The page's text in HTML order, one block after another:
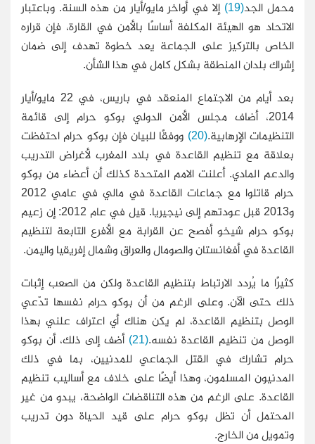
محمل الجد(19)
إلا في أواخر مايو/أيار من هذه السنة. وباعتبار
الاتحاد هو الهيئة المكلفة أساسًا بالأمن في القارة، فإن قراره
الخاص بالتركيز على الجماعة يعد خطوة تهدف إلى ضمان
إشراك بلدان المنطقة بشكل كامل في هذا الشأن.
بعد أيام من الاجتماع المنعقد في باريس، في 22 مايو/أيار
2014، أضاف مجلس الأمن الدولي بوكو حرام إلى قائمة
التنظيمات الإرهابية.(20)
ووفقًا للبيان فإن بوكو حرام احتفظت
بعلاقة مع تنظيم القاعدة في بلاد المغرب لأغراض التدريب
والدعم المادي. أعلنت الامم المتحدة كذلك أن أعضاء من بوكو
حرام قاتلوا مع جماعات القاعدة في مالي في عامي 2012
و2013 قبل عودتهم إلى نيجيريا. قيل في عام 2012: إن زعيم
بوكو حرام شيخو أفصح عن القرابة مع الأفرع التابعة لتنظيم
القاعدة في أفغانستان والصومال والعراق وشمال إفريقيا واليمن.
كثيرًا ما يُردد الارتباط بتنظيم القاعدة ولكن من الصعب إثبات
ذلك حتى الآن. وعلى الرغم من أن بوكو حرام نفسها تدّعي
الوصل بتنظيم القاعدة، لم يكن هناك أي اعتراف علني بهذا
الوصل من تنظيم القاعدة نفسه.(21)
أضف إلى ذلك، أن بوكو
حرام تشارك في القتل الجماعي للمدنيين، بما في ذلك
المدنيون المسلمون، وهذا أيضًا على خلاف مع أساليب تنظيم
القاعدة. على الرغم من هذه التناقضات الواضحة، يبدو من غير
المحتمل أن تظل بوكو حرام على قيد الحياة دون تدريب
وتمويل من الخارج.